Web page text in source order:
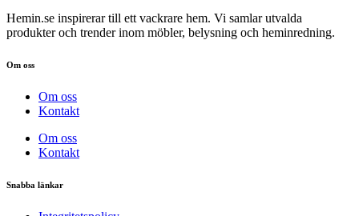
Hemin.se inspirerar till ett vackrare hem. Vi samlar utvalda
produkter och trender inom möbler, belysning och heminredning.
Om oss
Om oss
Kontakt
Om oss
Kontakt
Snabba länkar